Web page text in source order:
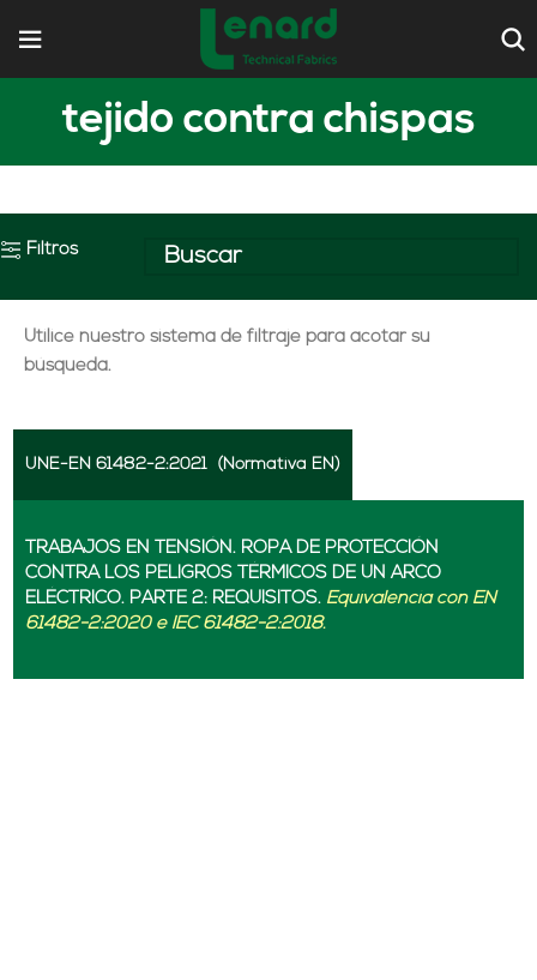
tejido contra chispas
Filtros
Utilice nuestro sistema de filtraje para acotar su
búsqueda.
UNE-EN 61482-2:2021 (Normativa EN)
TRABAJOS EN TENSIÓN. ROPA DE PROTECCIÓN
CONTRA LOS PELIGROS TÉRMICOS DE UN ARCO
ELÉCTRICO. PARTE 2: REQUISITOS. Equivalencia con EN
61482-2:2020 e IEC 61482-2:2018.